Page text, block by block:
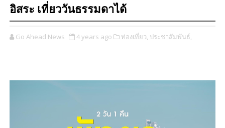
อิสระ เที่ยววันธรรมดาได้
Go Ahead News 4 years ago ท่องเที่ยว, ประชาสัมพันธ์,